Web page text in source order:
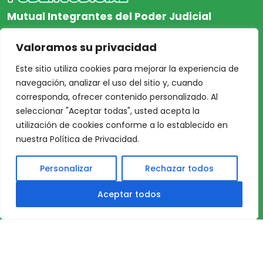
Valoramos su privacidad
Este sitio utiliza cookies para mejorar la experiencia de
navegación, analizar el uso del sitio y, cuando
corresponda, ofrecer contenido personalizado. Al
seleccionar "Aceptar todas", usted acepta la
utilización de cookies conforme a lo establecido en
nuestra Política de Privacidad.
Personalizar Rechazar todos
Aceptar todos
Mutual Integrantes del Poder Judicial
afiliacion@mjpj.org.ar
+54 9 342 467-4510
NOSOTROS
Inicio
Acceso Asociados
Nosotros
Profesionales
CENTRO DE AYUDA
Protección de Datos
Personales
TÉRMINOS y
CONDICIONES DE USO